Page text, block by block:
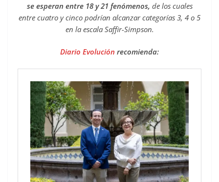
se esperan entre 18 y 21 fenómenos, de los cuales
entre cuatro y cinco podrían alcanzar categorías 3, 4 o 5
en la escala Saffir-Simpson.
Diario Evolución recomienda: